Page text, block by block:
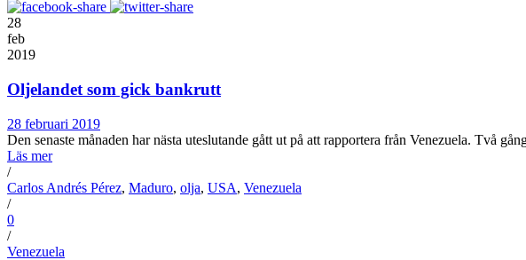
28
feb
2019
Oljelandet som gick bankrutt
28 februari 2019
Den senaste månaden har nästa uteslutande gått ut på att rapportera från Venezuela. Två
Läs mer
/
Carlos Andrés Pérez, Maduro, olja, USA, Venezuela
/
0
/
Venezuela